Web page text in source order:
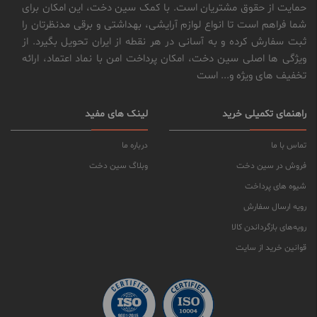
حمایت از حقوق مشتریان است. با کمک سین دخت، این امکان برای
شما فراهم است تا انواع لوازم آرایشی، بهداشتی و برقی مدنظرتان را
ثبت سفارش کرده و به آسانی در هر نقطه از ایران تحویل بگیرد. از
ویژگی ها اصلی سین دخت، امکان پرداخت امن با نماد اعتماد، ارائه
تخفیف های ویژه و... است
راهنمای تکمیلی خرید
تماس با ما
فروش در سین دخت
شیوه های پرداخت
رویه ارسال سفارش
رویه‌های بازگرداندن کالا
قوانین خرید از سایت
لینک های مفید
درباره ما
وبلاگ سین دخت